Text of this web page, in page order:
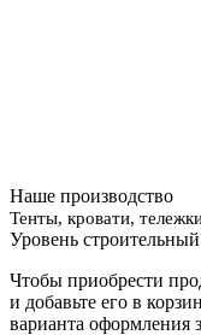
Наше производство
Тенты, кровати,
Уровень
Чтобы приобрести
и добавьте его в
варианта оформления